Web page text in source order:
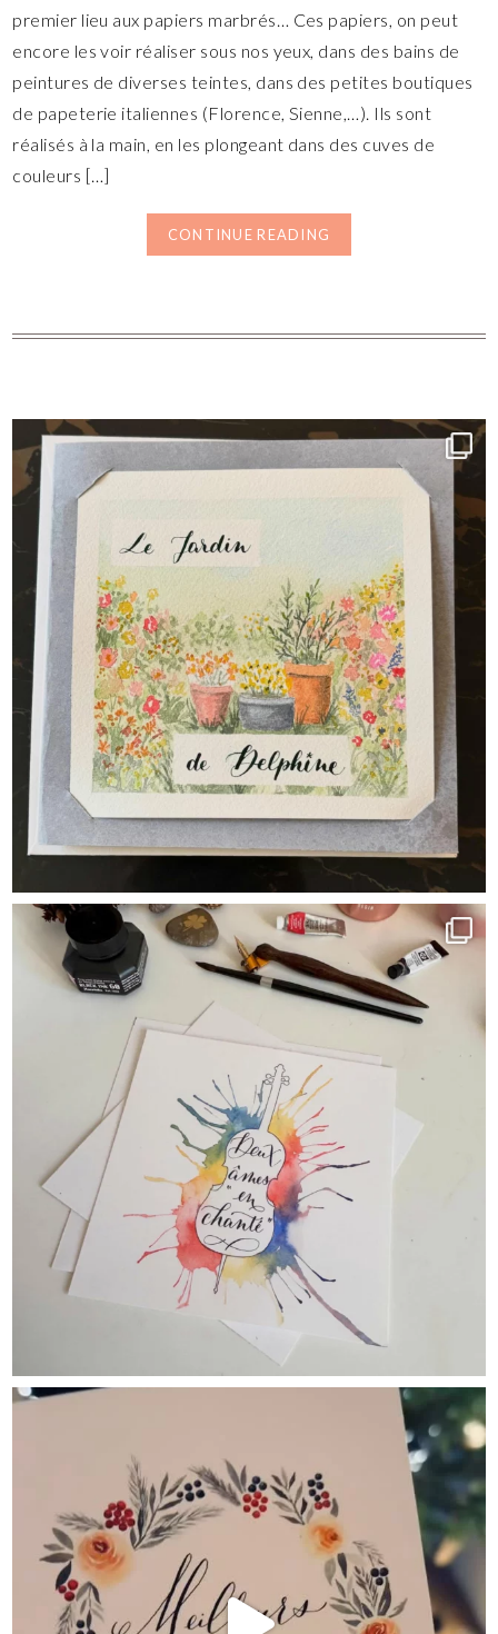
premier lieu aux papiers marbrés… Ces papiers, on peut
encore les voir réaliser sous nos yeux, dans des bains de
peintures de diverses teintes, dans des petites boutiques
de papeterie italiennes (Florence, Sienne,…). Ils sont
réalisés à la main, en les plongeant dans des cuves de
couleurs […]
CONTINUE READING